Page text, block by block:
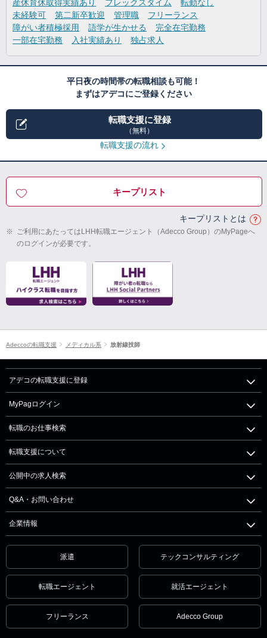
産休育休取得実績あり
フレックスタイム
転勤なし
未経験可
第二新卒歓迎 管理職
フリーランス
障がい者積極採用
語学が生かせる
完全在宅勤務
一部在宅勤務
入社実績あり 独占求人
平日夜の時間帯の転職相談も可能！
まずはアデコにご登録ください
転職支援に登録
（無料）
転職支援の流れ
キープリスト
キープリストとは
※ ご利用にあたってはLHH転職エージェント（Adecco Group）のMyPageへ
のログインが必要です。
Adeccoの転職支援 メディカル系 放射線技師
アデコの転職支援に登録
MyPagログイン
転職のお仕事検索
転職支援について
公開中の求人検索
Q&A・お問い合わせ
企業情報
派遣 テックコンサルティング
転職エージェント 就活エージェント
フリーランス Adecco Group